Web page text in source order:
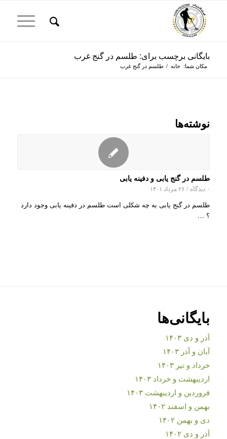
بایگانی برچسب برای: طلسم در گنج غرب
مکان شما: خانه / طلسم در گنج غرب
نوشته‌ها
طلسم در گنج یابی و دفینه یابی
۰ دیدگاه / ۲۶ مرداد ۱۴۰۱
طلسم در گنج یابی به چه شکلی است طلسم در دفینه یابی وجود دارد
؟ …
بایگانی‌ها
آذر و دی ۱۴۰۳
آبان و آذر ۱۴۰۳
خرداد و تیر ۱۴۰۳
اردیبهشت و خرداد ۱۴۰۳
فروردین و اردیبهشت ۱۴۰۳
بهمن و اسفند ۱۴۰۲
دی و بهمن ۱۴۰۲
آذر و دی ۱۴۰۲